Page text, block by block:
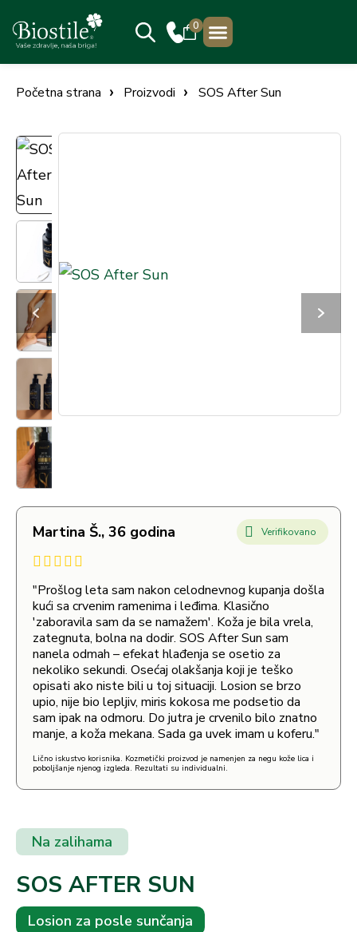
0
Početna strana Proizvodi SOS After Sun
Martina Š., 36 godina Verifikovano
"Prošlog leta sam nakon celodnevnog kupanja došla
kući sa crvenim ramenima i leđima. Klasično
'zaboravila sam da se namažem'. Koža je bila vrela,
zategnuta, bolna na dodir. SOS After Sun sam
nanela odmah – efekat hlađenja se osetio za
nekoliko sekundi. Osećaj olakšanja koji je teško
opisati ako niste bili u toj situaciji. Losion se brzo
upio, nije bio lepljiv, miris kokosa me podsetio da
sam ipak na odmoru. Do jutra je crvenilo bilo znatno
manje, a koža mekana. Sada ga uvek imam u koferu."
Lično iskustvo korisnika. Kozmetički proizvod je namenjen za negu kože lica i
poboljšanje njenog izgleda. Rezultati su individualni.
Na zalihama
SOS AFTER SUN
Losion za posle sunčanja